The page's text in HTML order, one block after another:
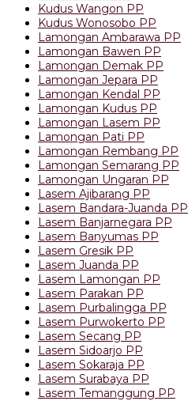
Kudus Wangon PP
Kudus Wonosobo PP
Lamongan Ambarawa PP
Lamongan Bawen PP
Lamongan Demak PP
Lamongan Jepara PP
Lamongan Kendal PP
Lamongan Kudus PP
Lamongan Lasem PP
Lamongan Pati PP
Lamongan Rembang PP
Lamongan Semarang PP
Lamongan Ungaran PP
Lasem Ajibarang PP
Lasem Bandara-Juanda PP
Lasem Banjarnegara PP
Lasem Banyumas PP
Lasem Gresik PP
Lasem Juanda PP
Lasem Lamongan PP
Lasem Parakan PP
Lasem Purbalingga PP
Lasem Purwokerto PP
Lasem Secang PP
Lasem Sidoarjo PP
Lasem Sokaraja PP
Lasem Surabaya PP
Lasem Temanggung PP